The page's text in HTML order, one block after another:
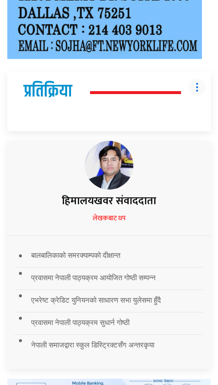
प्रतिक्रिया
हिमालयखवर संवाददाता
लेखकबाट थप
बालबालिकाको समरक्याम्पको दीक्षान्त
प्रवासमा नेपाली पाठ्यक्रम आयोजित गोष्ठी सम्पन्न
एभरेष्ट क्रेडिट युनियनको साधारण सभा युलेसमा हुँदै
प्रवासमा नेपाली पाठ्यक्रम सुधार्न गोष्ठी
नेपाली समाजद्वारा स्कुल डिस्ट्रिक्टसँग अन्तरकृया